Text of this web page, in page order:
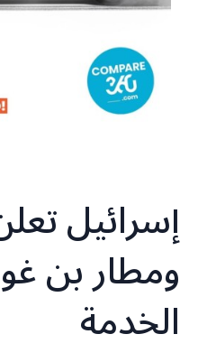
إسرائيل
ومطار بن
الخدمة